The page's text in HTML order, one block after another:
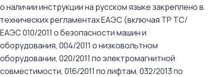
о наличии инструкции на русском языке закреплено в
технических регламентах ЕАЭС (включая ТР ТС/
ЕАЭС 010/2011 о безопасности машин и
оборудования, 004/2011 о низковольтном
оборудовании, 020/2011 по электромагнитной
совместимости, 016/2011 по лифтам, 032/2013 по